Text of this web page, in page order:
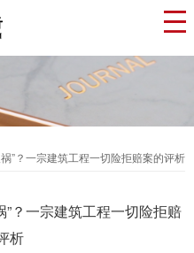
”？一宗建筑工程一切险拒赔案的评析
”？一宗建筑工程一切险拒赔
析